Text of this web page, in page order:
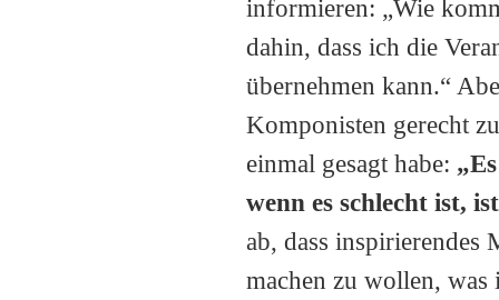
informieren: „Wie
dahin, dass ich die
übernehmen kann.“
Komponisten gerecht
einmal gesagt habe: „
wenn es schlecht ist,
ab, dass inspirierendes
machen zu wollen, was